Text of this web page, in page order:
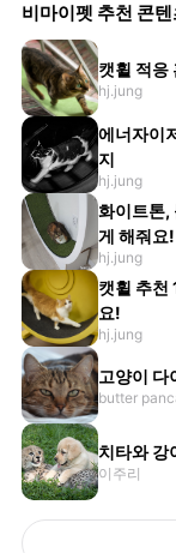
비마이펫 추천 콘
캣휠 적응
hj.jung
에너자이
지
hj.jung
화이트톤,
게 해줘요!
hj.jung
캣휠 추천
요!
hj.jung
고양이 다
butter
치타와 강
이주리